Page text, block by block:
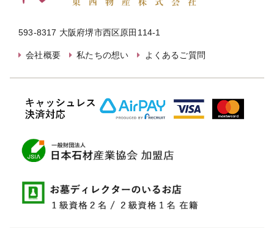
593-8317 大阪府堺市西区原田114-1
会社概要 私たちの想い よくあるご質問